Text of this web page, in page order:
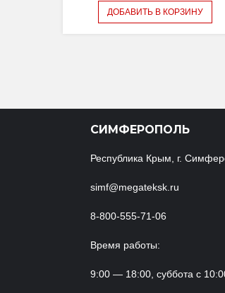
ДОБАВИТЬ В КОРЗИНУ
СИМФЕРОПОЛЬ
Республика Крым, г.
simf@megateksk.ru
8-800-555-71-06
Время работы:
9:00 — 18:00, суббота с